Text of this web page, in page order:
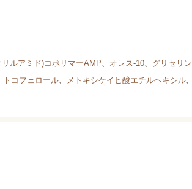
ルアミド)コポリマーAMP、 オレス-10、 グリセリン
トコフェロール、 メトキシケイヒ酸エチルヘキシル、